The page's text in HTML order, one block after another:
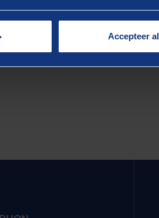
Accepteer